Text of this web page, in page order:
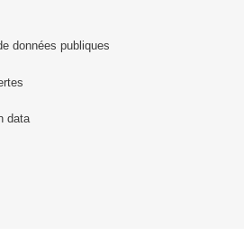
données publiques
data